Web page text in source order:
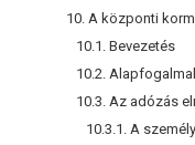
10. A központi
10.1. Bevezetés
10.2.
10.3. Az adózás
10.3.1. A